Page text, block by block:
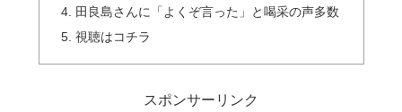
田良島さんに「よくぞ言った」と喝采の声多数
視聴はコチラ
スポンサーリンク